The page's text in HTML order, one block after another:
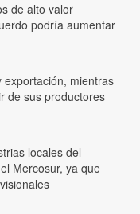
de alto valor
podría aumentar
mientras
de sus productores
locales del
Mercosur, ya que